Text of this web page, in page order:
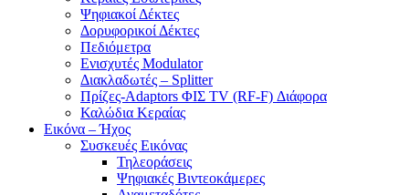
Ψηφιακοί Δέκτες
Δορυφορικοί Δέκτες
Πεδιόμετρα
Ενισχυτές Modulator
Διακλαδωτές – Splitter
Πρίζες-Adaptors ΦΙΣ TV (RF-F) Διάφορα
Καλώδια Κεραίας
Εικόνα – Ήχος
Συσκευές Εικόνας
Τηλεοράσεις
Ψηφιακές Βιντεοκάμερες